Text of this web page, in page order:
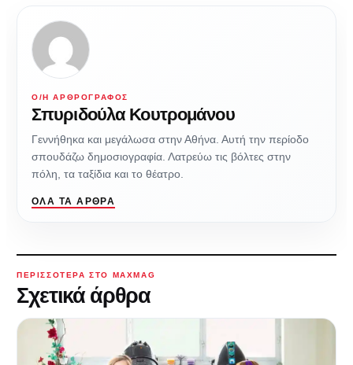
Ο/Η ΑΡΘΡΟΓΡΆΦΟΣ
Σπυριδούλα Κουτρομάνου
Γεννήθηκα και μεγάλωσα στην Αθήνα. Αυτή την περίοδο
σπουδάζω δημοσιογραφία. Λατρεύω τις βόλτες στην
πόλη, τα ταξίδια και το θέατρο.
ΌΛΑ ΤΑ ΆΡΘΡΑ
ΠΕΡΙΣΣΌΤΕΡΑ ΣΤΟ MAXMAG
Σχετικά άρθρα